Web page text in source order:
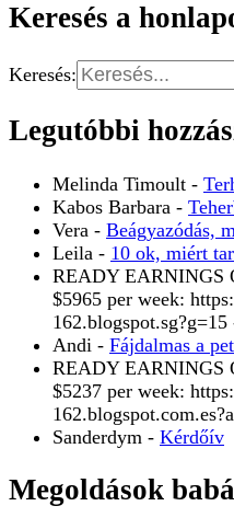
Keresés a
Keresés:
Legutóbbi
Melinda Timoult -
Kabos Barbara -
Vera - Beágyazódás,
Leila - 10 ok, miért
READY EARNINGS
$5965 per week:
162.blogspot.sg?g=15
Andi - Fájdalmas a
READY EARNINGS
$5237 per week:
Sanderdym - Kérdőív
Megoldások